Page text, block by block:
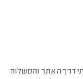
דרך האתר והמשלוח